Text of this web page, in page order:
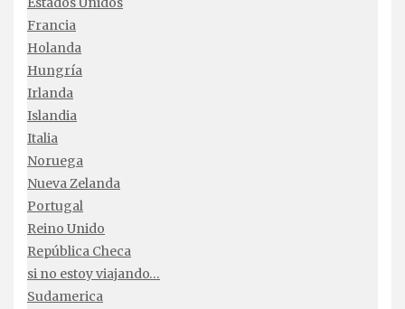
Francia
Holanda
Hungría
Irlanda
Islandia
Italia
Noruega
Nueva Zelanda
Portugal
Reino Unido
República Checa
si no estoy viajando…
Sudamerica